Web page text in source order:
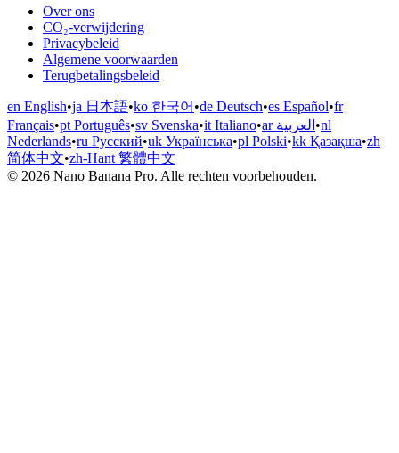
Over ons
CO₂-verwijdering
Privacybeleid
Algemene voorwaarden
Terugbetalingsbeleid
en English•ja 日本語•ko 한국어 •de Deutsch•es Español•fr
Français•pt Português•sv Svenska•it Italiano• ar العربية •nl
Nederlands•ru Русский•uk Українська•pl Polski•kk Қазақша•zh
简体中文•zh-Hant 繁體中文
© 2026 Nano Banana Pro. Alle rechten voorbehouden.